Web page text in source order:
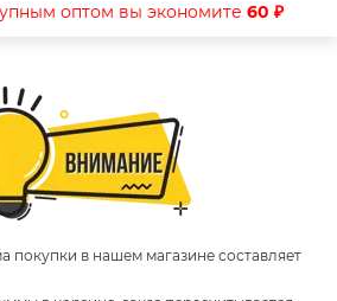
оптом вы экономите 60 ₽
покупки в нашем магазине составляет